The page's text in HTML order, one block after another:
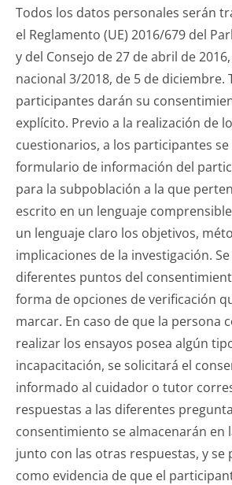
Todos los datos personales serán
el Reglamento (UE) 2016/679 del
y del Consejo de 27 de abril de
nacional 3/2018, de 5 de diciembre.
participantes darán su
explícito. Previo a la realización de
cuestionarios, a los participantes
formulario de información del
para la subpoblación a la que
escrito en un lenguaje
un lenguaje claro los objetivos,
implicaciones de la investigación.
diferentes puntos del
forma de opciones de verificación
marcar. En caso de que la persona
realizar los ensayos posea algún
incapacitación, se solicitará el
informado al cuidador o tutor
respuestas a las diferentes
consentimiento se almacenarán en
junto con las otras respuestas, y se
como evidencia de que el